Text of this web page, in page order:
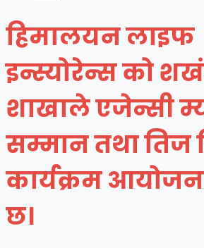
हिमालयन लाइफ
इन्स्योरेन्स को
शाखाले एजेन्सी
सम्मान तथा तिज
कार्यक्रम
छ।